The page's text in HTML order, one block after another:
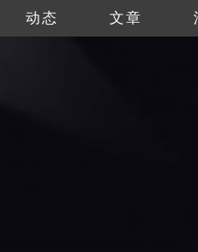
动态 文章